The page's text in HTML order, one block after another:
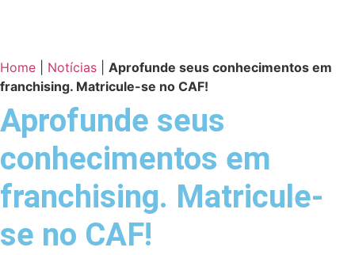
Home Notícias
Aprofunde seus conhecimentos em
franchising. Matricule-se no CAF!
Aprofunde seus
conhecimentos em
franchising. Matricule-
se no CAF!